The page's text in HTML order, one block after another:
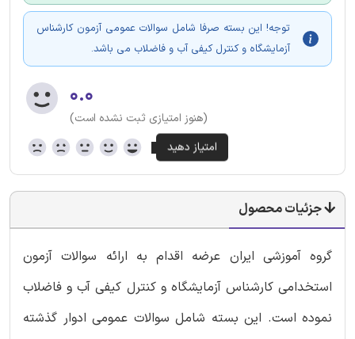
توجه! این بسته صرفا شامل سوالات عمومی آزمون کارشناس
آزمایشگاه و کنترل کیفی آب و فاضلاب می باشد.
۰.۰
(هنوز امتیازی ثبت نشده است)
جزئیات محصول
گروه آموزشی ایران عرضه اقدام به ارائه سوالات آزمون
استخدامی کارشناس آزمایشگاه و کنترل کیفی آب و فاضلاب
نموده است. این بسته شامل سوالات عمومی ادوار گذشته